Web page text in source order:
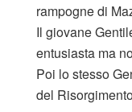
rampogne di
Il giovane
entusiasta ma
Poi lo stesso
del